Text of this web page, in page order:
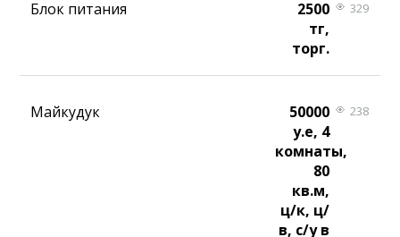
Блок питания
2500
тг,
торг.
329
Майкудук
50000
у.е, 4
комнаты,
80
кв.м,
ц/к, ц/
в, с/у в
238